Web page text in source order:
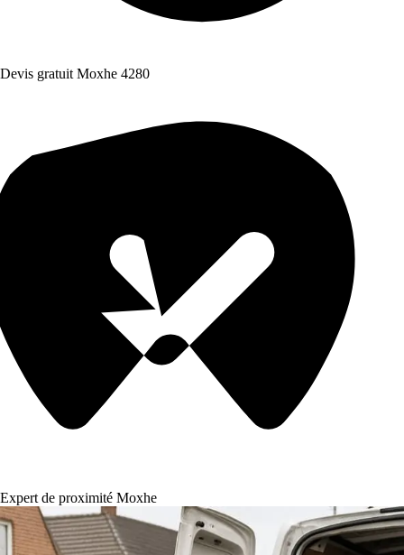
Devis gratuit Moxhe 4280
Expert de proximité Moxhe